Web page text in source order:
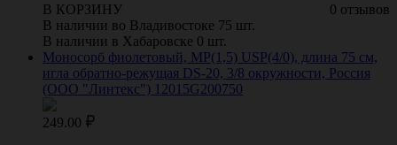
0 отзывов
В КОРЗИНУ
В наличии во Владивостоке 75 шт.
В наличии в Хабаровске 0 шт.
Моносорб фиолетовый, МР(1,5) USP(4/0), длина 75 см,
игла обратно-режущая DS-20, 3/8 окружности, Россия
(ООО "Линтекс") 12015G200750
249.00